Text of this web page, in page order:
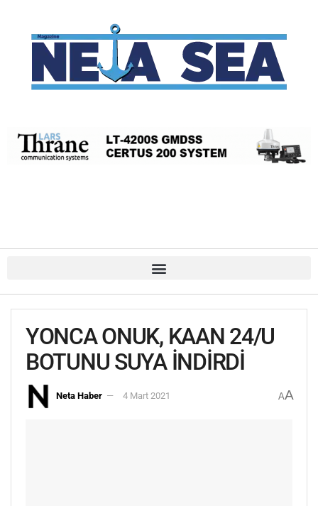
YONCA ONUK, KAAN 24/U
BOTUNU SUYA İNDİRDİ
Neta Haber 4 Mart 2021 AA